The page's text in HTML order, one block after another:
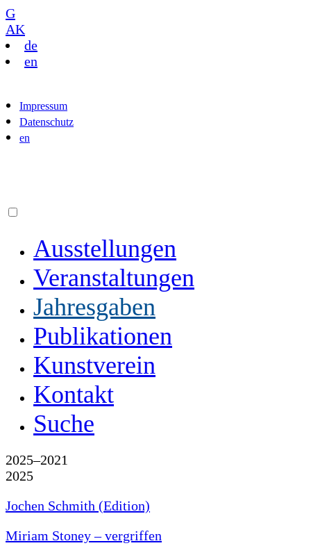
G
AK
de
en
Impressum
Datenschutz
en
Ausstellungen
Veranstaltungen
Jahresgaben
Publikationen
Kunstverein
Kontakt
Suche
2025–2021
2025
Jochen Schmith (Edition)
Miriam Stoney – vergriffen